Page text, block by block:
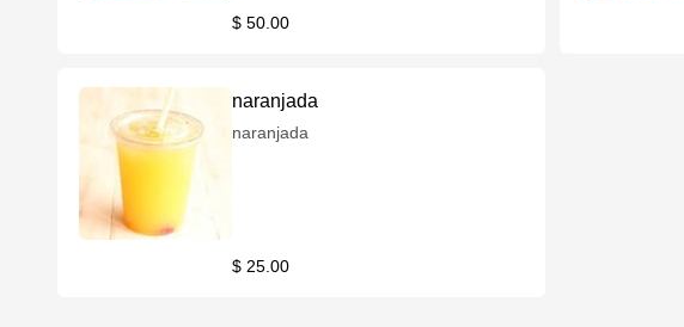
$ 50.00
naranjada
naranjada
$ 25.00